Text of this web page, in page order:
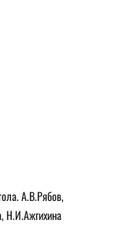
А.В.Рябов,
Н.И.Ажгихина